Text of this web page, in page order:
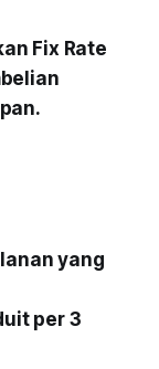
Fix Rate
yang
per 3